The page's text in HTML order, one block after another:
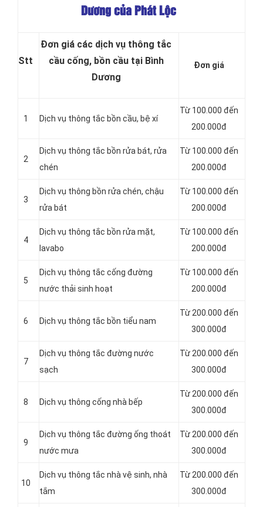
Dương của Phát Lộc
Stt
Đơn giá các dịch vụ thông tắc
cầu cống, bồn cầu tại Bình
Dương
Đơn giá
1 Dịch vụ thông tắc bồn cầu, bệ xí
Từ 100.000 đến
200.000đ
2
Dịch vụ thông tắc bồn rửa bát, rửa
chén
Từ 100.000 đến
200.000đ
3
Dịch vụ thông bồn rửa chén, chậu
rửa bát
Từ 100.000 đến
200.000đ
4
Dịch vụ thông tắc bồn rửa mặt,
lavabo
Từ 100.000 đến
200.000đ
5
‎Dịch vụ thông tắc cống đường
nước thải sinh hoạt
Từ 100.000 đến
200.000đ
6 Dịch vụ thông tắc bồn tiểu nam
Từ 200.000 đến
300.000đ
7
Dịch vụ thông tắc đường nước
sạch
Từ 200.000 đến
300.000đ
8 Dịch vụ thông cống nhà bếp
Từ 200.000 đến
300.000đ
9
Dịch vụ thông tắc đường ống thoát
nước mưa
Từ 200.000 đến
300.000đ
10
Dịch vụ thông tắc nhà vệ sinh, nhà
tắm
Từ 200.000 đến
300.000đ